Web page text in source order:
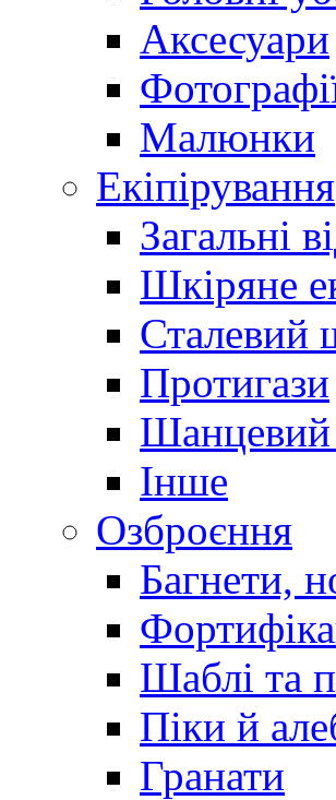
Аксесуари
Малюнки
Екіпірування
Загальні
Шкіряне
Сталевий
Протигази
Шанцевий
Інше
Озброєння
Багнети,
Шаблі та
Піки й
Гранати